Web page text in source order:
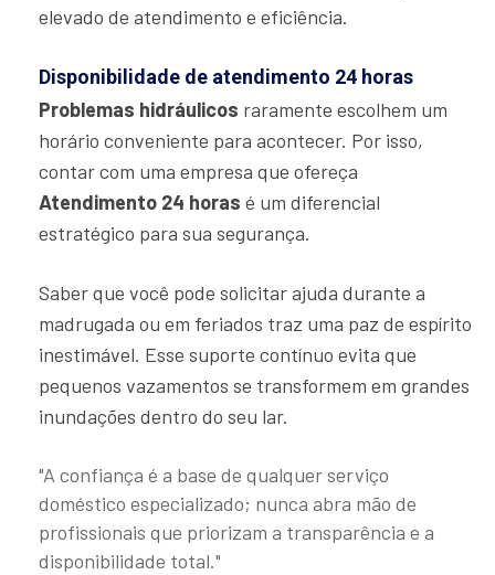
elevado de atendimento e eficiência.
Disponibilidade de atendimento 24 horas
Problemas hidráulicos raramente escolhem um
horário conveniente para acontecer. Por isso,
contar com uma empresa que ofereça
Atendimento 24 horas é um diferencial
estratégico para sua segurança.
Saber que você pode solicitar ajuda durante a
madrugada ou em feriados traz uma paz de espírito
inestimável. Esse suporte contínuo evita que
pequenos vazamentos se transformem em grandes
inundações dentro do seu lar.
"A confiança é a base de qualquer serviço
doméstico especializado; nunca abra mão de
profissionais que priorizam a transparência e a
disponibilidade total."